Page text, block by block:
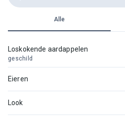
Alle
Loskokende aardappelen
geschild
Eieren
Look